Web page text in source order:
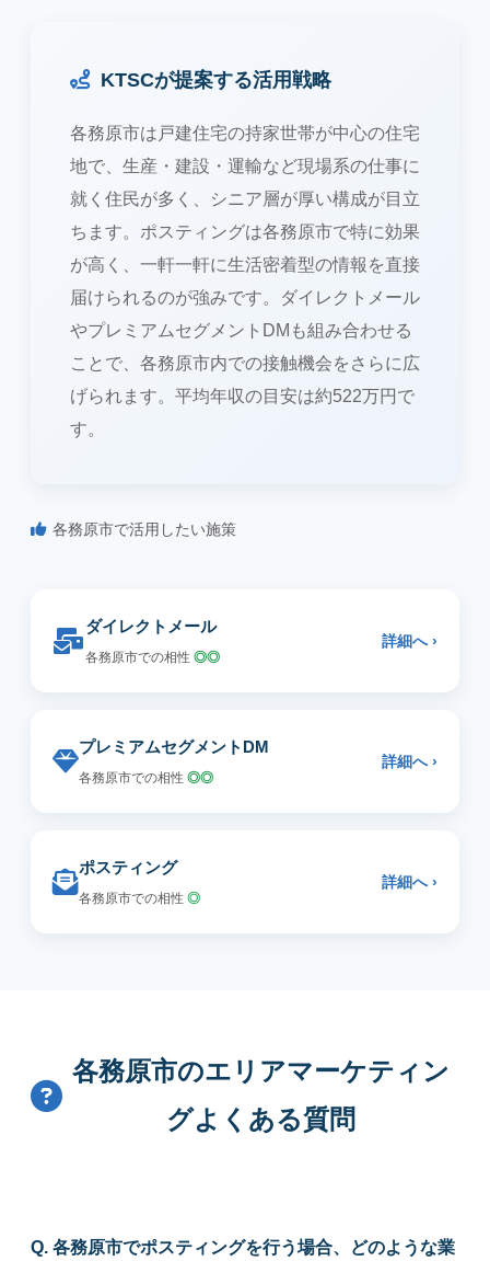
KTSCが提案する活用戦略
各務原市は戸建住宅の持家世帯が中心の住宅
地で、生産・建設・運輸など現場系の仕事に
就く住民が多く、シニア層が厚い構成が目立
ちます。ポスティングは各務原市で特に効果
が高く、一軒一軒に生活密着型の情報を直接
届けられるのが強みです。ダイレクトメール
やプレミアムセグメントDMも組み合わせる
ことで、各務原市内での接触機会をさらに広
げられます。平均年収の目安は約522万円で
す。
各務原市で活用したい施策
ダイレクトメール
各務原市での相性 ◎◎
詳細へ ›
プレミアムセグメントDM
各務原市での相性 ◎◎
詳細へ ›
ポスティング
各務原市での相性 ◎
詳細へ ›
各務原市のエリアマーケティン
グよくある質問
Q. 各務原市でポスティングを行う場合、どのような業